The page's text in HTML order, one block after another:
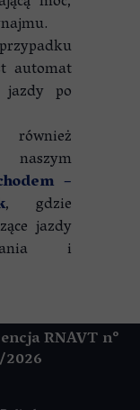
automat
jazdy po
–
, gdzie
jazdy
i
RNAVT n°